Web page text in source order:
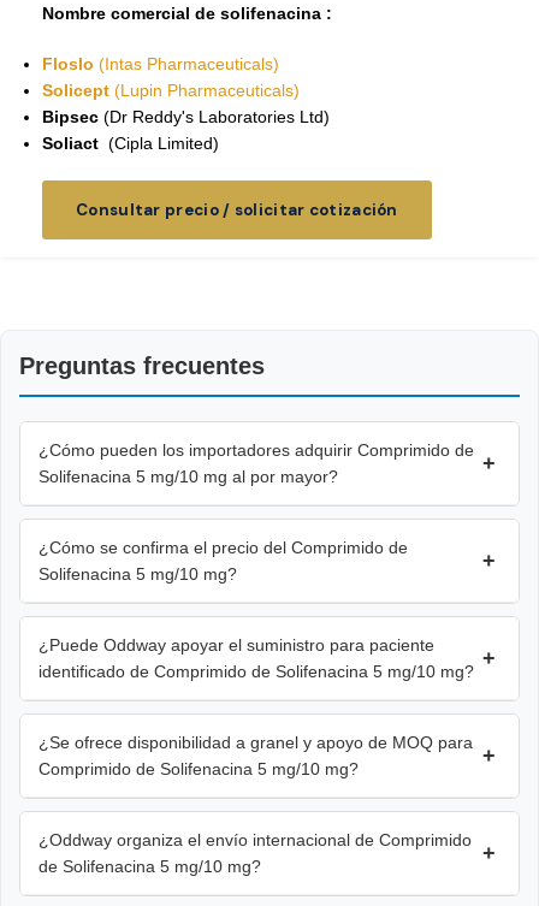
Nombre comercial de solifenacina :
Floslo (Intas Pharmaceuticals)
Solicept (Lupin Pharmaceuticals)
Bipsec (Dr Reddy's Laboratories Ltd)
Soliact (Cipla Limited)
Consultar precio / solicitar cotización
Preguntas frecuentes
¿Cómo pueden los importadores adquirir Comprimido de
Solifenacina 5 mg/10 mg al por mayor?
+
¿Cómo se confirma el precio del Comprimido de
Solifenacina 5 mg/10 mg?
+
¿Puede Oddway apoyar el suministro para paciente
identificado de Comprimido de Solifenacina 5 mg/10 mg?
+
¿Se ofrece disponibilidad a granel y apoyo de MOQ para
Comprimido de Solifenacina 5 mg/10 mg?
+
¿Oddway organiza el envío internacional de Comprimido
de Solifenacina 5 mg/10 mg?
+